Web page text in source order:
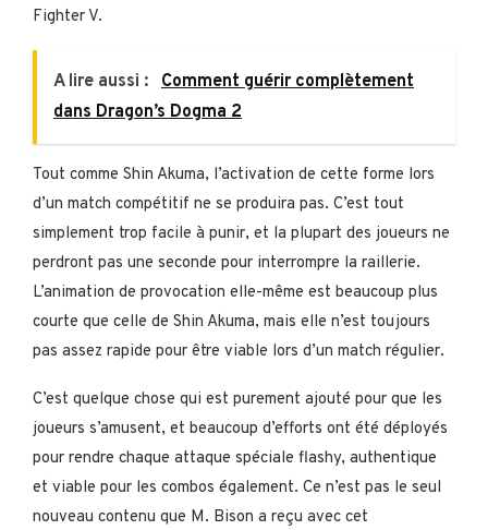
Fighter V.
A lire aussi : Comment guérir complètement
dans Dragon’s Dogma 2
Tout comme Shin Akuma, l’activation de cette forme lors
d’un match compétitif ne se produira pas. C’est tout
simplement trop facile à punir, et la plupart des joueurs ne
perdront pas une seconde pour interrompre la raillerie.
L’animation de provocation elle-même est beaucoup plus
courte que celle de Shin Akuma, mais elle n’est toujours
pas assez rapide pour être viable lors d’un match régulier.
C’est quelque chose qui est purement ajouté pour que les
joueurs s’amusent, et beaucoup d’efforts ont été déployés
pour rendre chaque attaque spéciale flashy, authentique
et viable pour les combos également. Ce n’est pas le seul
nouveau contenu que M. Bison a reçu avec cet